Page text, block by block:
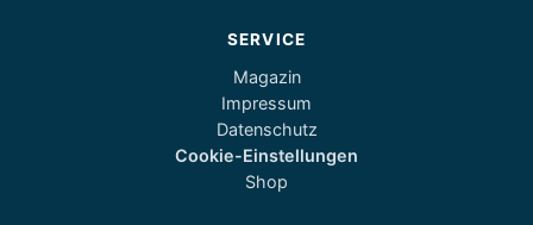
SERVICE
Magazin
Impressum
Datenschutz
Cookie-Einstellungen
Shop